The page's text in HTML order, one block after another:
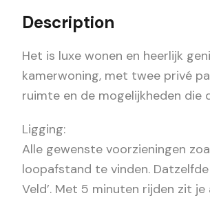
Description
Het is luxe wonen en heerlijk
kamerwoning, met twee privé
ruimte en de mogelijkheden die
Ligging:
Alle gewenste voorzieningen
loopafstand te vinden.
Veld’. Met 5 minuten rijden zit